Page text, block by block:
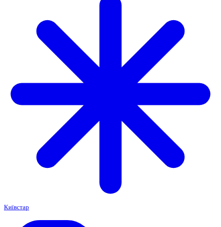
Київстар